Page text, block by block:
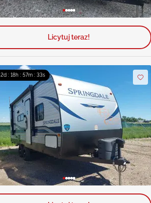
Licytuj teraz!
2d : 18h : 57m : 32s